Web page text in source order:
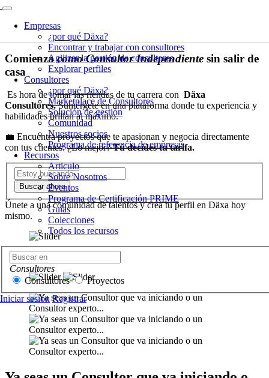
Empresas
¿por qué Däxa?
Encontrar y trabajar con consultores
Agilizar la gestión de consultores
Explorar perfiles
Consultores
¿por qué Däxa?
Marketplace de Consultores
Solución de gestión
Comunidad
Nuestros socios
Programa de referencia de empresas
Recursos
Articulo
Sobre Nosotros
Eventos
Programa de Certificación PRIME
Guías
Colecciones
Todos los recursos
Consultores
Consultores
Proyectos
Iniciar sesión Registrar
Comienza a trabajar como Consultor
Comienzacomo Consultor Independiente
casa
Es hora de tomar las riendas de tu carrera con Däxa
Consultores,Sumérgete en una plataforma donde tu experiencia y
habilidades brillan al máximo.
💼 Encuentra proyectos que te apasionan y negocia directamente
con tus clientes. ¿Lo mejor?Tú decides tu tarifa.
Buscar ahora
Únete a una comunidad de talentos y crea tu perfil en Däxa hoy
mismo.